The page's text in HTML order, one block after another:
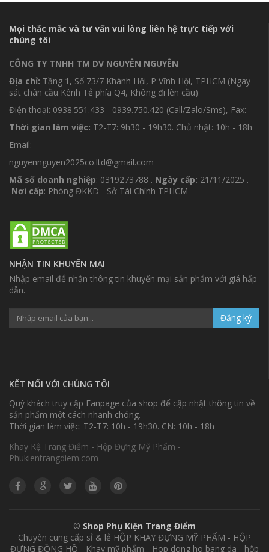
Mọi thắc mắc và tư vấn vui lòng liên hệ trực tiếp với
chúng tôi
CÔNG TY TNHH TM DV NGUYÊN NGUYÊN
Địa chỉ: Tầng 1, Số 73/7 Khánh Hội, P Vĩnh Hội, TPHCM (Ngay
sát chân cầu Kênh Tẻ phía Q4, Không đi lên cầu)
Điện thoại: 0938.551.433 - 0939.750.420 (Call/Zalo/Sms), Fax:
Thời gian làm việc: T2-T7: 9h30 - 19h30. Chủ nhật: 10h - 18h
Email:
nguyennguyen2025co.ltd@gmail.com
Mã số doanh nghiệp: 0319273788 . Ngày cấp: 21/11/2025 .
Nơi cấp: Phòng ĐKKD - Sở Tài Chính TPHCM
NHẬN TIN KHUYẾN MẠI
Nhập email để nhận thông tin khuyến mại sản phẩm với giá hấp
dẫn.
Đăng ký
KẾT NỐI VỚI CHÚNG TÔI
Quý khách truy cập Fanpage của shop để cập nhật thông tin về
sản phẩm một cách nhanh chóng.
Thời gian làm việc: T2-T7: 10h - 19h30. CN: 10h - 18h
Khay Kệ Trang Điểm - Hộp Đựng Mỹ Phẩm -
Phukientrangdiem.com
© Shop Phụ Kiện Trang Điểm
Chuyên cung cấp sỉ & lẻ HỘP KHAY ĐỰNG MỸ PHẨM - HỘP
ĐỰNG ĐỒNG HỒ - Khay mỹ phẩm - Hop dong ho bang da - hộp